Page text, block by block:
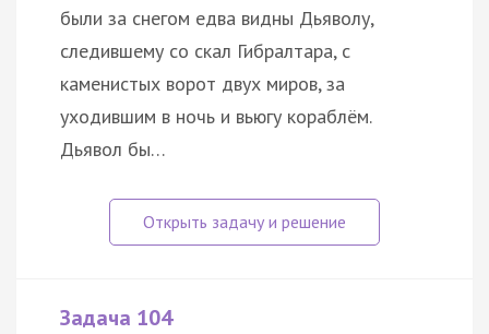
были за снегом едва видны Дьяволу,
следившему со скал Гибралтара, с
каменистых ворот двух миров, за
уходившим в ночь и вьюгу кораблём.
Дьявол бы…
Задача 104